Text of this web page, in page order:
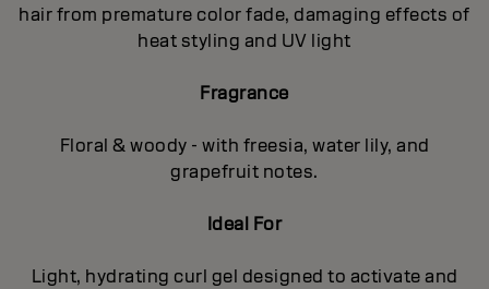
hair from premature color fade, damaging effects of
heat styling and UV light
Fragrance
Floral & woody - with freesia, water lily, and
grapefruit notes.
Ideal For
Light, hydrating curl gel designed to activate and